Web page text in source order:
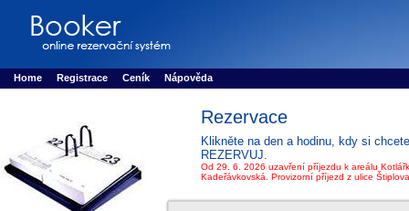
Rezervujse - Port�l pro online rezervace sportu
Home Registrace Ceník Nápověda
Rezervace
Klikněte na den a hodinu, kdy si
REZERVUJ.
Od 29. 6. 2026 uzavření příjezdu k areálu
Kadeřávkovská. Provizorní příjezd z ulice